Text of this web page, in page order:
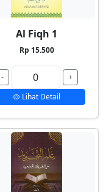
Al Fiqh 1
Rp 15.500
-
+
Lihat Detail